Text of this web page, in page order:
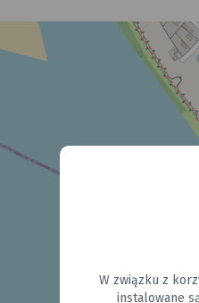
W związku z
instalowane